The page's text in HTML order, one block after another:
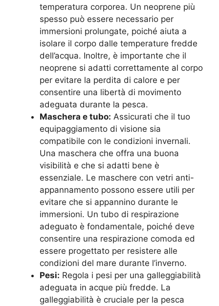
temperatura corporea. Un neoprene più
spesso può essere necessario per
immersioni prolungate, poiché aiuta a
isolare il corpo dalle temperature fredde
dell’acqua. Inoltre, è importante che il
neoprene si adatti correttamente al corpo
per evitare la perdita di calore e per
consentire una libertà di movimento
adeguata durante la pesca.
Maschera e tubo: Assicurati che il tuo
equipaggiamento di visione sia
compatibile con le condizioni invernali.
Una maschera che offra una buona
visibilità e che si adatti bene è
essenziale. Le maschere con vetri anti-
appannamento possono essere utili per
evitare che si appannino durante le
immersioni. Un tubo di respirazione
adeguato è fondamentale, poiché deve
consentire una respirazione comoda ed
essere progettato per resistere alle
condizioni del mare durante l’inverno.
Pesi: Regola i pesi per una galleggiabilità
adeguata in acque più fredde. La
galleggiabilità è cruciale per la pesca